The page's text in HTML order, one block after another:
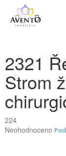
obsah
2321
Strom
224
Průměrné
Neohodnoceno